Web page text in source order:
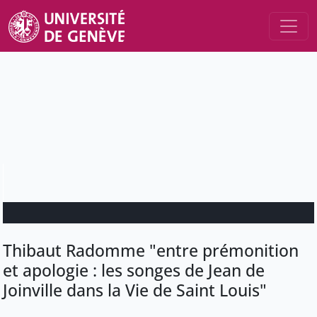
Thibaut Radomme "entre prémonition
et apologie : les songes de Jean de
Joinville dans la Vie de Saint Louis"